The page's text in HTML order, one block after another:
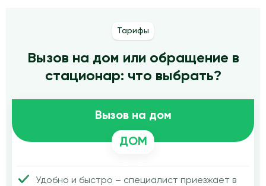
Тарифы
Вызов на дом или обращение в
стационар: что выбрать?
Вызов на дом
ДОМ
Удобно и быстро – специалист приезжает в